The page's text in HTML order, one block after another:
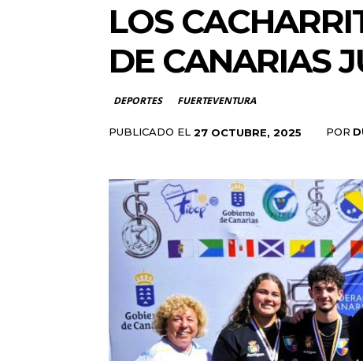
LOS
DE CANARIAS
DEPORTES FUERTEVENTURA
PUBLICADO EL 27 OCTUBRE, 2025 POR